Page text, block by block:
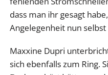
dass man ihr gesagt
Angelegenheit nun
Maxxine Dupri
sich ebenfalls zum Ring.